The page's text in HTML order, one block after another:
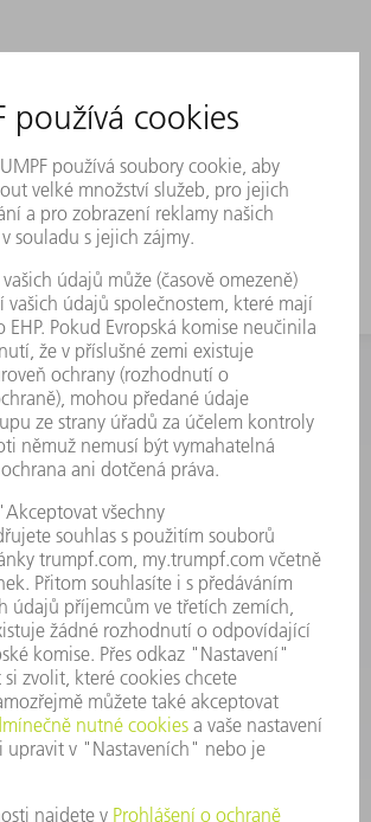
INFORMACE
Často kladené dotazy
Všeobecné obchodní podmínky
KONTAKTNÍ ÚDAJE
Náhradní díly
+420 251 106 254
Po - čt 8:00 - 17:00
Pá 8:00 - 16:00
ND@trumpf.com
KONTAKTNÍ ÚDAJE
Nástroje
+420 251 106 250
Po - pá 8:00 - 16:00
nastroje@trumpf.com